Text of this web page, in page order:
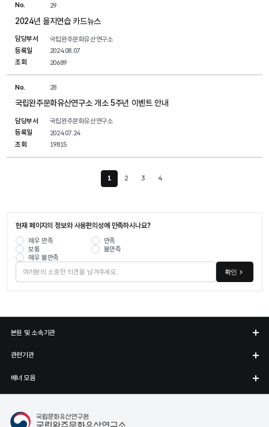
No. 29
2024년 을지연습 카드뉴스
담당부서
국립완주문화유산연구소
등록일
2024.08.07
조회
20689
No. 28
국립완주문화유산연구소 개소 5주년 이벤트 안내
담당부서
국립완주문화유산연구소
등록일
2024.07.24
조회
19815
1현재 페이지
2 3 4
현재 페이지의 정보와 사용편의성에 만족하시나요?
매우 만족
만족
보통
불만족
매우 불만족
확인
본원 및 소속기관
관련기관
배너 모음
국립완주문화유산연구소